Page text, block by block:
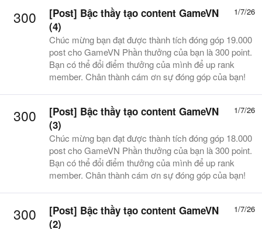
300 1/7/26
[Post] Bậc thầy tạo content GameVN
(4)
Chúc mừng bạn đạt được thành tích đóng góp 19.000
post cho GameVN Phần thưởng của bạn là 300 point.
Bạn có thể đổi điểm thưởng của mình để up rank
member. Chân thành cám ơn sự đóng góp của bạn!
300 1/7/26
[Post] Bậc thầy tạo content GameVN
(3)
Chúc mừng bạn đạt được thành tích đóng góp 18.000
post cho GameVN Phần thưởng của bạn là 300 point.
Bạn có thể đổi điểm thưởng của mình để up rank
member. Chân thành cám ơn sự đóng góp của bạn!
300 1/7/26
[Post] Bậc thầy tạo content GameVN
(2)